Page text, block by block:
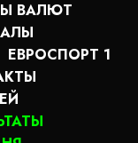
ВАЛЮТ
ЕВРОСПОРТ 1